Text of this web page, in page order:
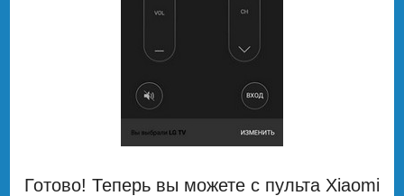
Готово! Теперь вы можете с пульта Xiaomi